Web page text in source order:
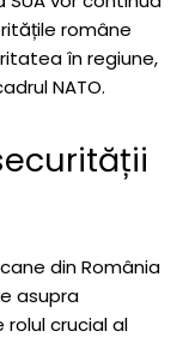
române
în regiune,
NATO.
din România
asupra
crucial al